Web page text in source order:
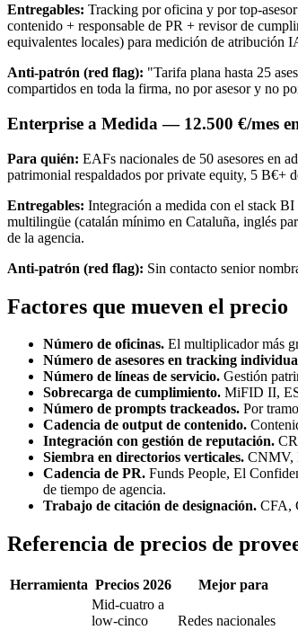
Entregables: Tracking por oficina y por top-
contenido + responsable de PR + revisor de
equivalentes locales) para medición de
Anti-patrón (red flag): "Tarifa plana hasta 25
compartidos en toda la firma, no por asesor y no
Enterprise a Medida — 12.500 €/mes
Para quién: EAFs nacionales de 50 asesores en
patrimonial respaldados por private equity, 5 B€+
Entregables: Integración a medida con el stack
multilingüe (catalán mínimo en Cataluña, inglés
de la agencia.
Anti-patrón (red flag): Sin contacto senior
Factores que mueven el precio
Número de oficinas. El multiplicador más
Número de asesores en tracking
Número de líneas de servicio. Gestión
Sobrecarga de cumplimiento. MiFID II,
Número de prompts trackeados. Por
Cadencia de output de contenido.
Integración con gestión de reputación.
Siembra en directorios verticales. CNMV,
Cadencia de PR. Funds People, El
de tiempo de agencia.
Trabajo de citación de designación. CFA,
Referencia de precios de
Herramienta Precios 2026 Mejor para
Mid-cuatro a
low-cinco
Redes nacionales